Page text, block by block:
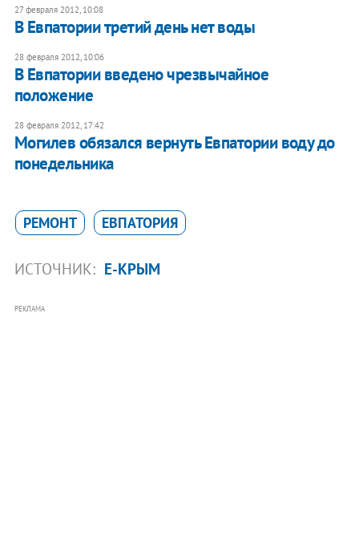
27 февраля 2012, 10:08
В Евпатории третий день нет воды
28 февраля 2012, 10:06
В Евпатории введено чрезвычайное
положение
28 февраля 2012, 17:42
Могилев обязался вернуть Евпатории воду до
понедельника
РЕМОНТ ЕВПАТОРИЯ
ИСТОЧНИК: Е-КРЫМ
РЕКЛАМА